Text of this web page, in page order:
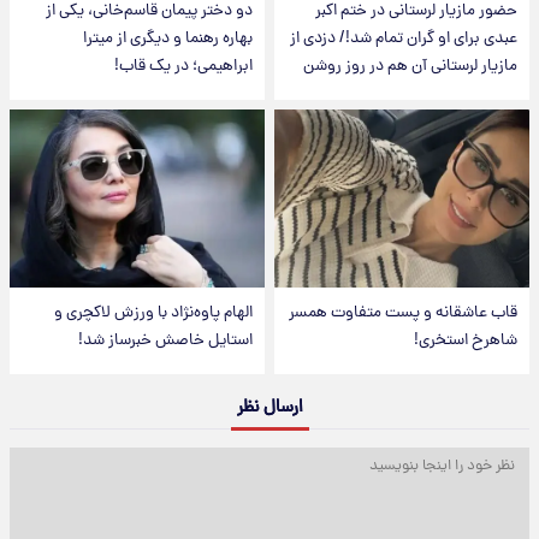
حضور مازیار لرستانی در ختم اکبر
عبدی برای او گران تمام شد!/ دزدی از
مازیار لرستانی آن هم در روز روشن
دو دختر پیمان قاسم‌خانی، یکی از
بهاره رهنما و دیگری از میترا
ابراهیمی؛ در یک قاب!
قاب عاشقانه و پست متفاوت همسر
شاهرخ استخری!
الهام پاوه‌نژاد با ورزش لاکچری و
استایل خاصش خبرساز شد!
ارسال نظر